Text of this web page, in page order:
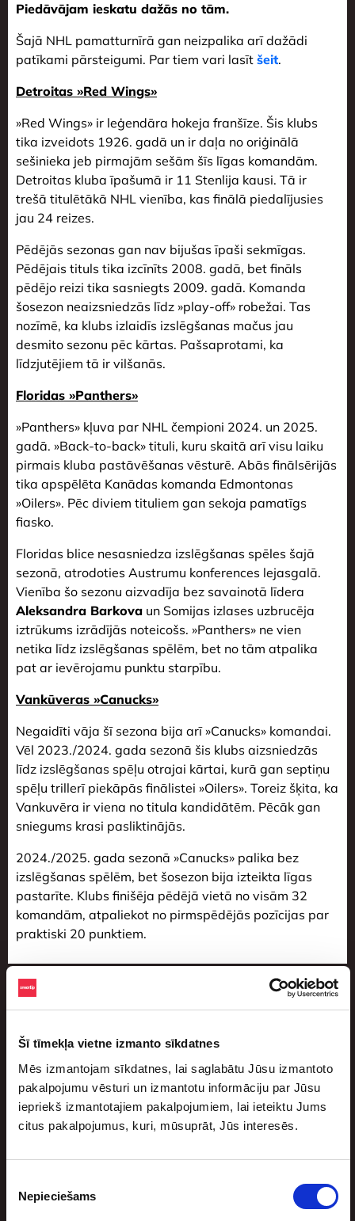
Šī tīmekļa vietne izmanto sīkdatnes
Mēs izmantojam sīkdatnes, lai saglabātu Jūsu izmantoto
pakalpojumu vēsturi un izmantotu informāciju par Jūsu
iepriekš izmantotajiem pakalpojumiem, lai ieteiktu Jums
citus pakalpojumus, kuri, mūsuprāt, Jūs interesēs.
izvēle
Nepieciešams
Piedāvājam ieskatu dažās no tām.
Šajā NHL pamatturnīrā gan neizpalika arī dažādi
patīkami pārsteigumi. Par tiem vari lasīt šeit.
Detroitas »Red Wings»
»Red Wings» ir leģendāra hokeja franšīze. Šis klubs
tika izveidots 1926. gadā un ir daļa no oriģinālā
sešinieka jeb pirmajām sešām šīs līgas komandām.
Detroitas kluba īpašumā ir 11 Stenlija kausi. Tā ir
trešā titulētākā NHL vienība, kas finālā piedalījusies
jau 24 reizes.
Pēdējās sezonas gan nav bijušas īpaši sekmīgas.
Pēdējais tituls tika izcīnīts 2008. gadā, bet fināls
pēdējo reizi tika sasniegts 2009. gadā. Komanda
šosezon neaizsniedzās līdz »play-off» robežai. Tas
nozīmē, ka klubs izlaidīs izslēgšanas mačus jau
desmito sezonu pēc kārtas. Pašsaprotami, ka
līdzjutējiem tā ir vilšanās.
Floridas »Panthers»
»Panthers» kļuva par NHL čempioni 2024. un 2025.
gadā. »Back-to-back» tituli, kuru skaitā arī visu laiku
pirmais kluba pastāvēšanas vēsturē. Abās finālsērijās
tika apspēlēta Kanādas komanda Edmontonas
»Oilers». Pēc diviem tituliem gan sekoja pamatīgs
fiasko.
Floridas blice nesasniedza izslēgšanas spēles šajā
sezonā, atrodoties Austrumu konferences lejasgalā.
Vienība šo sezonu aizvadīja bez savainotā līdera
Aleksandra Barkova un Somijas izlases uzbrucēja
iztrūkums izrādījās noteicošs. »Panthers» ne vien
netika līdz izslēgšanas spēlēm, bet no tām atpalika
pat ar ievērojamu punktu starpību.
Vankūveras »Canucks»
Negaidīti vāja šī sezona bija arī »Canucks» komandai.
Vēl 2023./2024. gada sezonā šis klubs aizsniedzās
līdz izslēgšanas spēļu otrajai kārtai, kurā gan septiņu
spēļu trillerī piekāpās finālistei »Oilers». Toreiz šķita, ka
Vankuvēra ir viena no titula kandidātēm. Pēcāk gan
sniegums krasi pasliktinājās.
2024./2025. gada sezonā »Canucks» palika bez
izslēgšanas spēlēm, bet šosezon bija izteikta līgas
pastarīte. Klubs finišēja pēdējā vietā no visām 32
komandām, atpaliekot no pirmspēdējās pozīcijas par
praktiski 20 punktiem.
Похожие статьи
Basketbolisti, kuri atteicās no brangiem
līgumiem un pie tādiem vairs netika
4 августа, 2026